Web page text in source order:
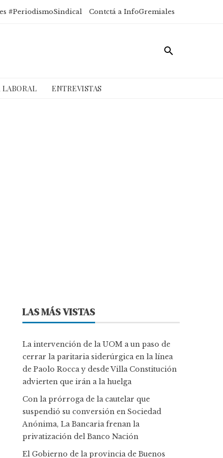
#PeriodismoSindical Contctá a InfoGremiales
LABORAL ENTREVISTAS
LAS MÁS VISTAS
La intervención de la UOM a un paso de
cerrar la paritaria siderúrgica en la línea
de Paolo Rocca y desde Villa Constitución
advierten que irán a la huelga
Con la prórroga de la cautelar que
suspendió su conversión en Sociedad
Anónima, La Bancaria frenan la
privatización del Banco Nación
El Gobierno de la provincia de Buenos